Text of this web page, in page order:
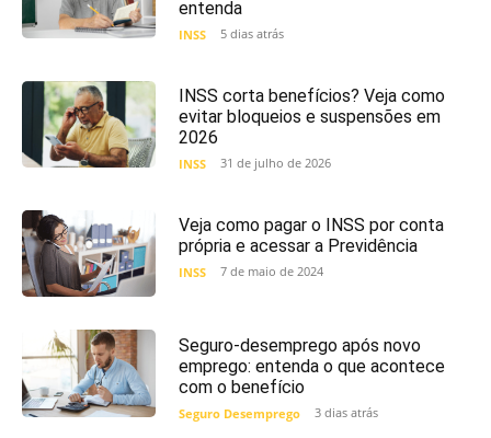
entenda
INSS 5 dias atrás
INSS corta benefícios? Veja como
evitar bloqueios e suspensões em
2026
INSS 31 de julho de 2026
Veja como pagar o INSS por conta
própria e acessar a Previdência
INSS 7 de maio de 2024
Seguro-desemprego após novo
emprego: entenda o que acontece
com o benefício
Seguro Desemprego 3 dias atrás